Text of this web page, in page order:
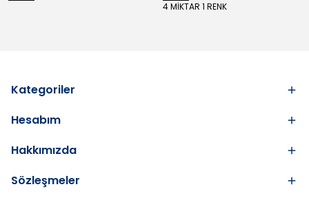
4 MİKTAR 1 RENK
Kategoriler
Hesabım
Hakkımızda
Sözleşmeler